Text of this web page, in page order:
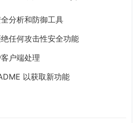
分析和防御工具
任何攻击性安全功能
户端处理
以获取新功能